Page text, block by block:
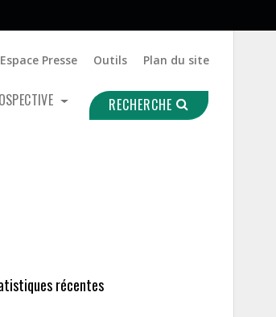
Espace Presse Outils Plan du site
RECHERCHE
récentes